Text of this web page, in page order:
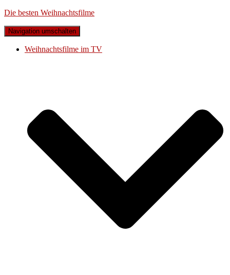
Die besten Weihnachtsfilme
Navigation umschalten
Weihnachtsfilme im TV